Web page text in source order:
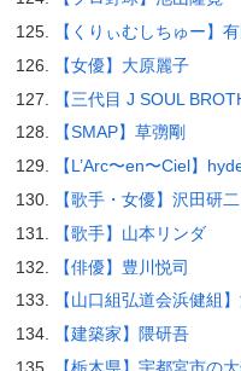
【くりぃむしちゅー】
【女優】大原麗子
【三代目 J SOUL
【SMAP】草彅剛
【L’Arc〜en〜Ciel】
【歌手・女優】沢田研
【歌手】山本リンダ
【俳優】豊川悦司
【山口組弘道会浜健組
【建築家】隈研吾